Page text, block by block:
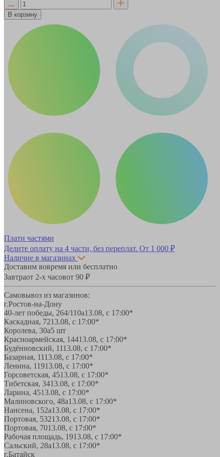
В корзину
Плати частями
Делите оплату на 4 части, без переплат. От 1 000 ₽
Наличие в магазинах
Доставим вовремя или бесплатно
Завтраот 2-х часовот 90 ₽
Самовывоз из магазинов:
г.Ростов-на-Дону
40-лет победы, 264/110а13.08, с 17:00*
Каскадная, 7213.08, с 17:00*
Королева, 30а5 шт
Красноармейская, 14413.08, с 17:00*
Будённовский, 1113.08, с 17:00*
Базарная, 1113.08, с 17:00*
Ленина, 11913.08, с 17:00*
Горсоветская, 4513.08, с 17:00*
Тибетская, 3413.08, с 17:00*
Ларина, 4513.08, с 17:00*
Малиновского, 48а13.08, с 17:00*
Нансена, 152а13.08, с 17:00*
Портовая, 53213.08, с 17:00*
Портовая, 7013.08, с 17:00*
Рабочая площадь, 1913.08, с 17:00*
Сальский, 28a13.08, с 17:00*
г.Батайск